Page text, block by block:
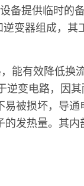
备提供临时的
变器组成，
能有效降低换
逆变电路，因
易被损坏，导
发热量。其